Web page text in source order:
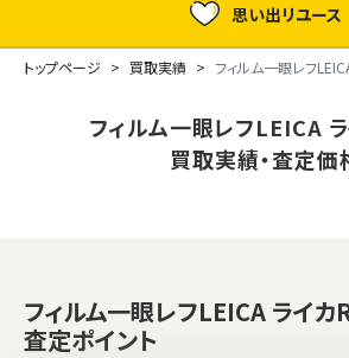
思い出リユース
トップページ 買取実績 フィルム一眼レフ
フィルム一眼レフLEICA
買取実績・査定価
フィルム一眼レフLEICA ライ
査定ポイント